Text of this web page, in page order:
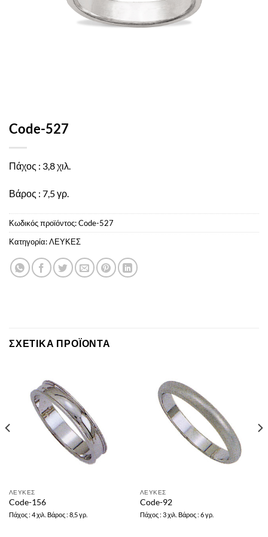
Code-527
Πάχος : 3,8 χιλ.
Βάρος : 7,5 γρ.
Κωδικός προϊόντος:Code-527
Κατηγορία:ΛΕΥΚΕΣ
ΣΧΕΤΙΚΆ ΠΡΟΪΌΝΤΑ
ΛΕΥΚΕΣ
Code-156
Πάχος : 4 χιλ. Βάρος : 8,5 γρ.
ΛΕΥΚΕΣ
Code-92
Πάχος : 3 χιλ. Βάρος : 6 γρ.